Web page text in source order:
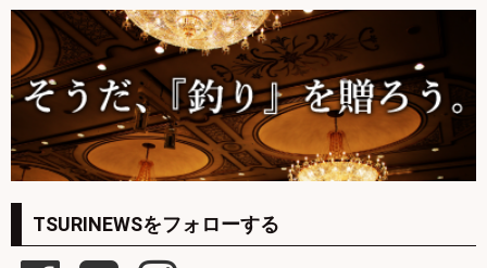
TSURINEWSをフォローする